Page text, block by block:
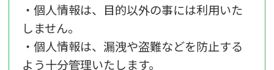
・個人情報は、目的以外の事には利用いた
しません。
・個人情報は、漏洩や盗難などを防止する
よう十分管理いたします。